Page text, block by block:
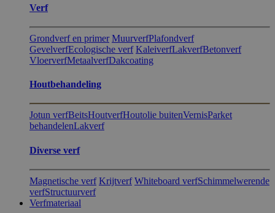
Verf
Grondverf en primer MuurverfPlafondverf
GevelverfEcologische verf KaleiverfLakverfBetonverf
VloerverfMetaalverfDakcoating
Hout​behandeling
Jotun verfBeitsHoutverfHoutolie buitenVernisParket
behandelenLakverf
Diverse verf
Magnetische verf Krijtverf Whiteboard verfSchimmelwerende
verfStructuurverf
Verfmateriaal